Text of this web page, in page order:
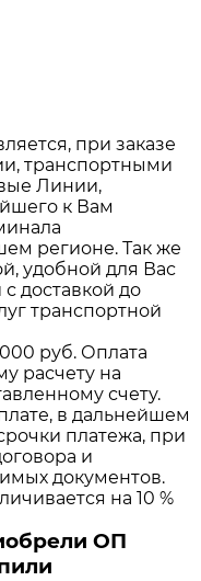
при заказе
транспортными
Линии,
к Вам
регионе. Так же
удобной для Вас
доставкой до
транспортной
руб. Оплата
расчету на
счету.
в дальнейшем
платежа, при
и
документов.
на 10 %
ОП